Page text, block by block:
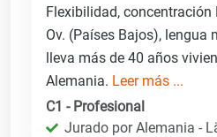
Flexibilidad, concentración
Ov. (Países Bajos), lengua
lleva más de 40 años
Alemania. Leer más ...
C1 - Profesional
Jurado por Alemania -